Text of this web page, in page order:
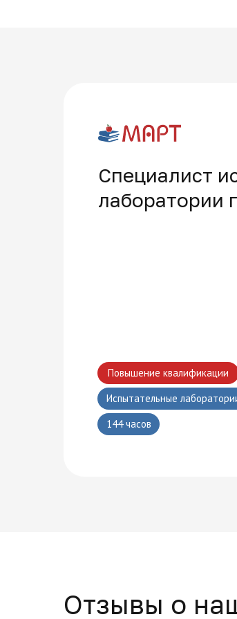
Специалист
лаборатории
Повышение квалификации
144 часов
Испытательные
Отзывы о